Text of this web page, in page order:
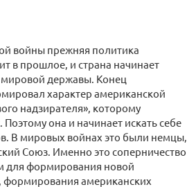
войны прежняя политика
в прошлое, и страна начинает
мировой державы. Конец
характер американской
надзирателя», которому
Поэтому она и начинает искать себе
В мировых войнах это были немцы,
Союз. Именно это соперничество
для формирования новой
американских